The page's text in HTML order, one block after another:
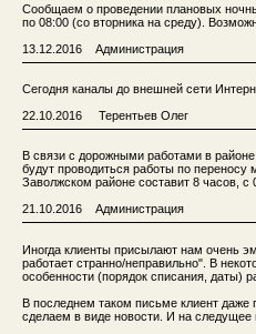
Сообщаем о проведении плановых
по 08:00 (со вторника на среду).
13.12.2016 Администрация
Сегодня каналы до внешней сети
22.10.2016 Терентьев Олег
В связи с дорожными работами в
будут проводиться работы по
Заволжском районе составит 8 часов,
21.10.2016 Администрация
Иногда клиенты присылают нам очень
работает странно/неправильно". В
особенности (порядок списания, даты)
В последнем таком письме клиент даже
сделаем в виде новости. И на следущее